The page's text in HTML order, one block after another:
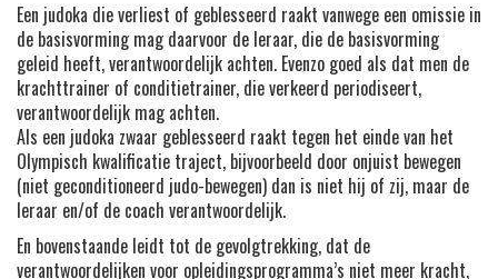
Een judoka die verliest of geblesseerd raakt vanwege een omissie in
de basisvorming mag daarvoor de leraar, die de basisvorming
geleid heeft, verantwoordelijk achten. Evenzo goed als dat men de
krachttrainer of conditietrainer, die verkeerd periodiseert,
verantwoordelijk mag achten.
Als een judoka zwaar geblesseerd raakt tegen het einde van het
Olympisch kwalificatie traject, bijvoorbeeld door onjuist bewegen
(niet geconditioneerd judo-bewegen) dan is niet hij of zij, maar de
leraar en/of de coach verantwoordelijk.
En bovenstaande leidt tot de gevolgtrekking, dat de
verantwoordelijken voor opleidingsprogramma’s niet meer kracht,